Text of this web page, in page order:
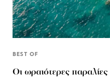
BEST OF
Οι ωραιότερες